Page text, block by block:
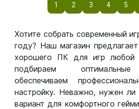
1 2 3 4 5
Хотите собрать современный
году? Наш магазин
хорошего ПК для игр
подбираем
обеспечиваем
настройку. Неважно, нужен
вариант для комфортного